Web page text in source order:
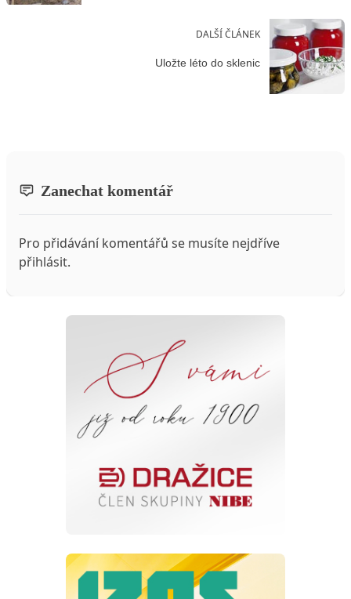
DALŠÍ ČLÁNEK
Uložte léto do sklenic
Zanechat komentář
Pro přidávání komentářů se musíte nejdříve
přihlásit.